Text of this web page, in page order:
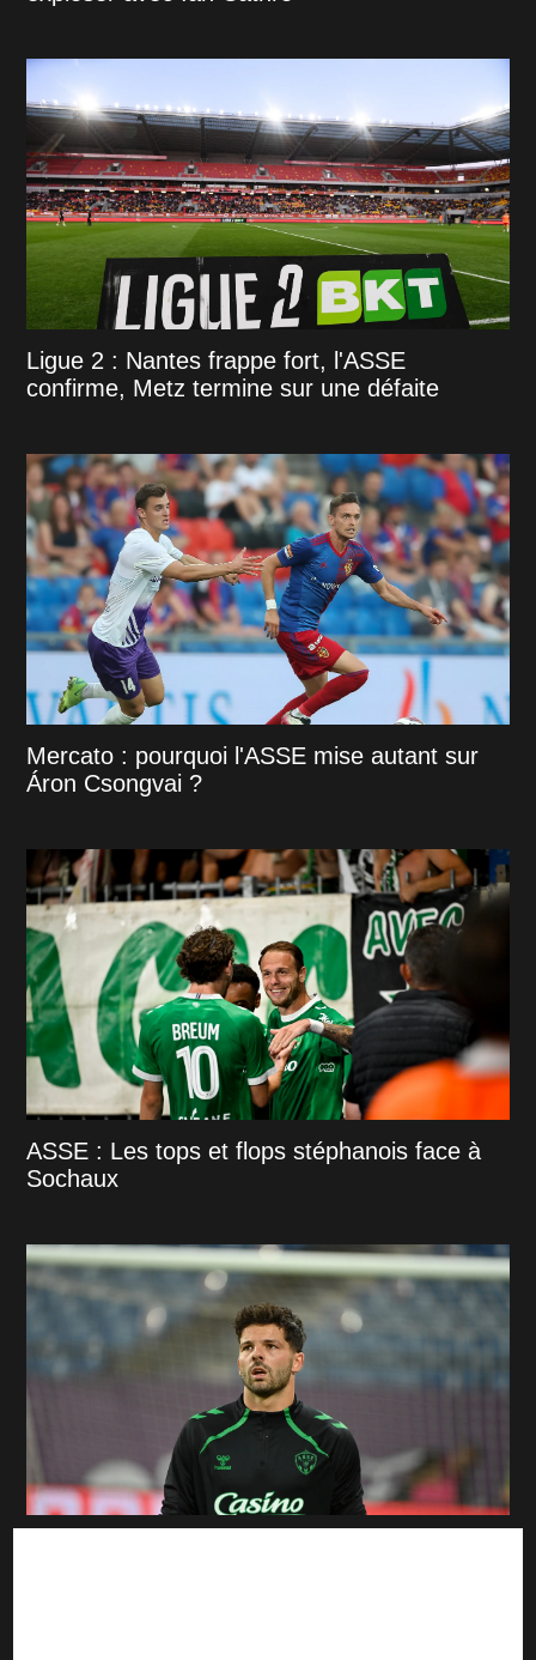
Ligue 2 : Nantes frappe fort, l'ASSE
confirme, Metz termine sur une défaite
Mercato : pourquoi l'ASSE mise autant sur
Áron Csongvai ?
ASSE : Les tops et flops stéphanois face à
Sochaux